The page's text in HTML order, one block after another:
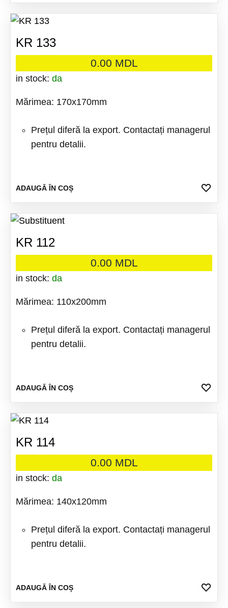
KR 133
0.00 MDL
in stock: da
Mărimea: 170x170mm
Prețul diferă la export. Contactați managerul
pentru detalii.
ADAUGĂ ÎN COȘ
KR 112
0.00 MDL
in stock: da
Mărimea: 110x200mm
Prețul diferă la export. Contactați managerul
pentru detalii.
ADAUGĂ ÎN COȘ
KR 114
0.00 MDL
in stock: da
Mărimea: 140x120mm
Prețul diferă la export. Contactați managerul
pentru detalii.
ADAUGĂ ÎN COȘ